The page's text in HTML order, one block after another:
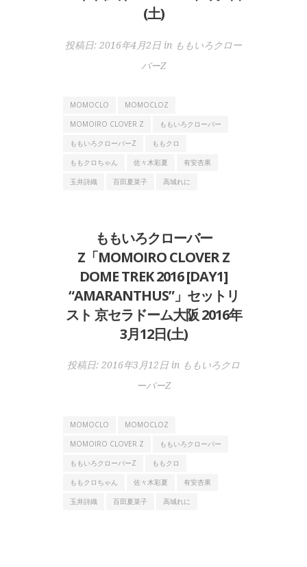
(土)
投稿日: 2016年4月2日 in ももいろクロー
バーZ
MOMOCLO
MOMOCLOZ
MOMOIRO CLOVER Z
ももいろクローバー
ももいろクローバーZ
ももクロ
ももクロちゃん
佐々木彩夏
有安杏果
玉井詩織
百田夏菜子 高城れに
ももいろクローバー
Z「MOMOIRO CLOVER Z
DOME TREK 2016 [DAY1]
“AMARANTHUS”」セットリ
スト 京セラドーム大阪 2016年
3月12日(土)
投稿日: 2016年3月12日 in ももいろクロ
ーバーZ
MOMOCLO
MOMOCLOZ
MOMOIRO CLOVER Z
ももいろクローバー
ももいろクローバーZ
ももクロ
ももクロちゃん
佐々木彩夏
有安杏果
玉井詩織
百田夏菜子 高城れに